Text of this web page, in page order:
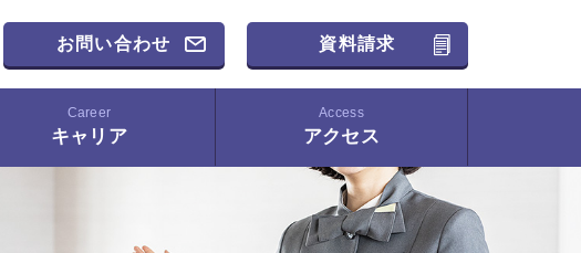
お問い合わせ 資料請求
Career
キャリア
Access
アクセス